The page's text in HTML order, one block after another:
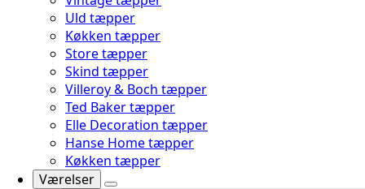
Uld tæpper
Køkken tæpper
Store tæpper
Skind tæpper
Villeroy & Boch tæpper
Ted Baker tæpper
Elle Decoration tæpper
Hanse Home tæpper
Køkken tæpper
Værelser